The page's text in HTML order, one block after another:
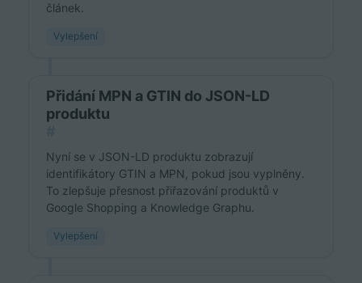
článek.
Vylepšení
Přidání MPN a GTIN do JSON-LD
produktu
Nyní se v JSON-LD produktu zobrazují
identifikátory GTIN a MPN, pokud jsou vyplněny.
To zlepšuje přesnost přiřazování produktů v
Google Shopping a Knowledge Graphu.
Vylepšení